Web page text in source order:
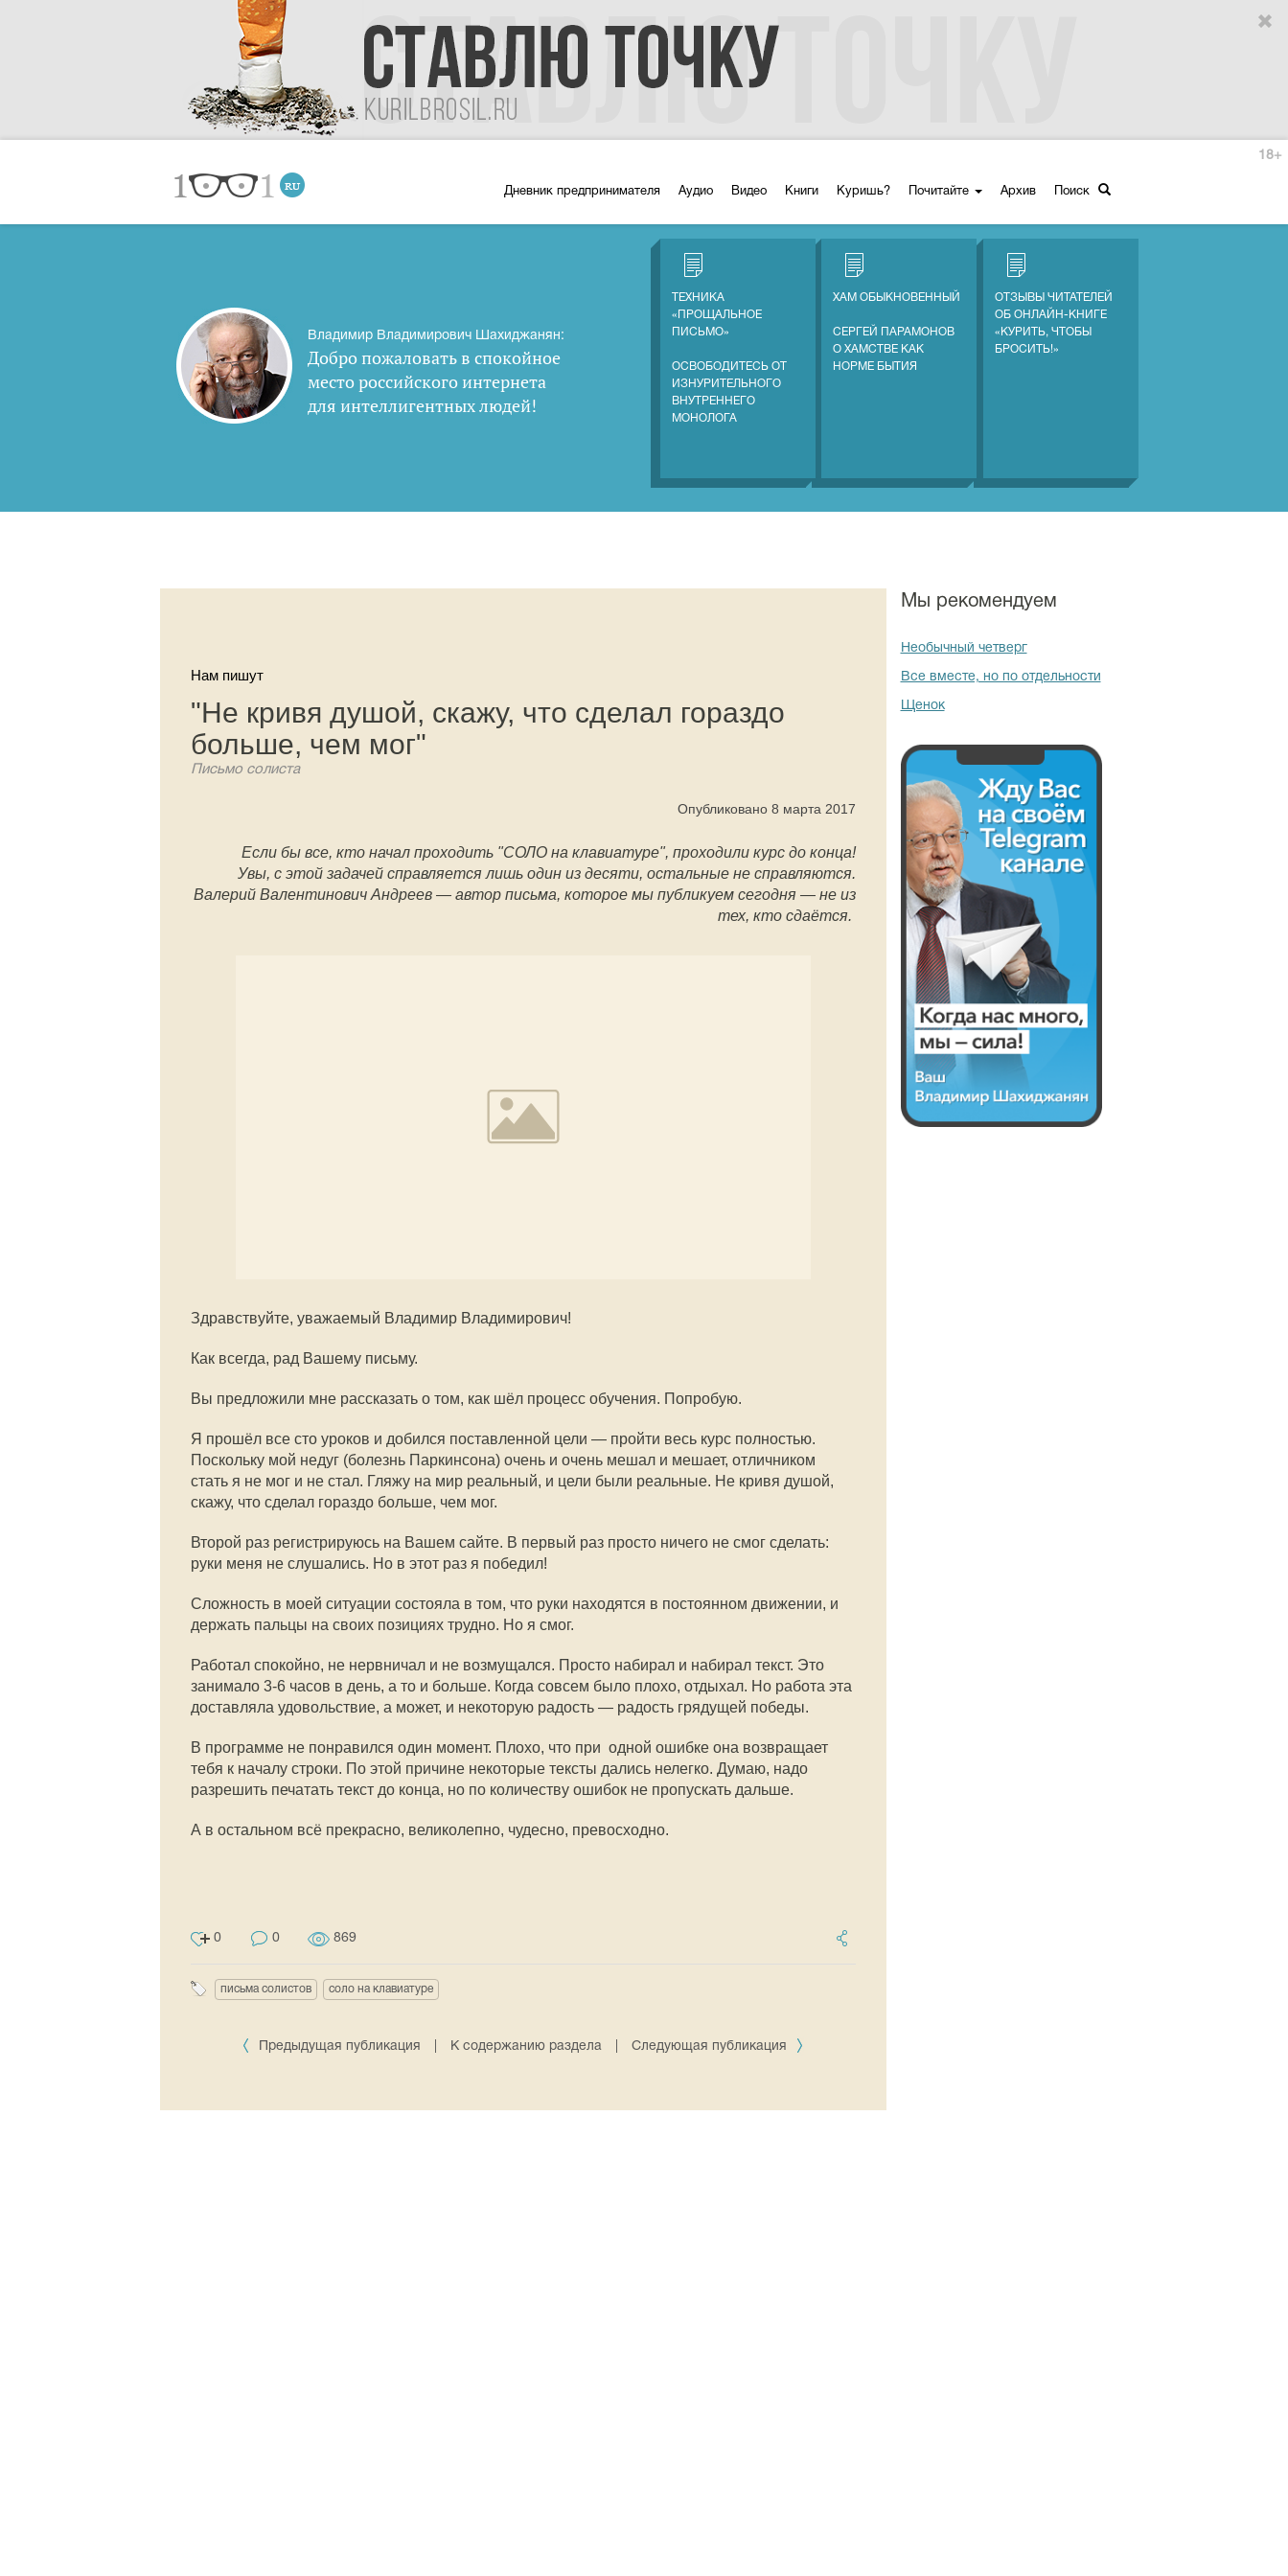
Дневник предпринимателя Аудио Видео Книги Куришь? Почитайте Архив Поиск
18+
Владимир Владимирович Шахиджанян:
Добро пожаловать в спокойное
место российского интернета
для интеллигентных людей!
ТЕХНИКА
«ПРОЩАЛЬНОЕ
ПИСЬМО»
ОСВОБОДИТЕСЬ ОТ
ИЗНУРИТЕЛЬНОГО
ВНУТРЕННЕГО
МОНОЛОГА
ХАМ ОБЫКНОВЕННЫЙ
СЕРГЕЙ ПАРАМОНОВ
О ХАМСТВЕ КАК
НОРМЕ БЫТИЯ
ОТЗЫВЫ ЧИТАТЕЛЕЙ
ОБ ОНЛАЙН-КНИГЕ
«КУРИТЬ, ЧТОБЫ
БРОСИТЬ!»
Нам пишут
"Не кривя душой, скажу, что сделал гораздо
больше, чем мог"
Письмо солиста
Опубликовано 8 марта 2017
Если бы все, кто начал проходить "СОЛО на клавиатуре", проходили курс до конца!
Увы, с этой задачей справляется лишь один из десяти, остальные не справляются.
Валерий Валентинович Андреев — автор письма, которое мы публикуем сегодня — не из
тех, кто сдаётся.
Здравствуйте, уважаемый Владимир Владимирович!
Как всегда, рад Вашему письму.
Вы предложили мне рассказать о том, как шёл процесс обучения. Попробую.
Я прошёл все сто уроков и добился поставленной цели — пройти весь курс полностью.
Поскольку мой недуг (болезнь Паркинсона) очень и очень мешал и мешает, отличником
стать я не мог и не стал. Гляжу на мир реальный, и цели были реальные. Не кривя душой,
скажу, что сделал гораздо больше, чем мог.
Второй раз регистрируюсь на Вашем сайте. В первый раз просто ничего не смог сделать:
руки меня не слушались. Но в этот раз я победил!
Сложность в моей ситуации состояла в том, что руки находятся в постоянном движении, и
держать пальцы на своих позициях трудно. Но я смог.
Работал спокойно, не нервничал и не возмущался. Просто набирал и набирал текст. Это
занимало 3-6 часов в день, а то и больше. Когда совсем было плохо, отдыхал. Но работа эта
доставляла удовольствие, а может, и некоторую радость — радость грядущей победы.
В программе не понравился один момент. Плохо, что при одной ошибке она возвращает
тебя к началу строки. По этой причине некоторые тексты дались нелегко. Думаю, надо
разрешить печатать текст до конца, но по количеству ошибок не пропускать дальше.
А в остальном всё прекрасно, великолепно, чудесно, превосходно.
0 0 869
письма солистов соло на клавиатуре
Предыдущая публикация К содержанию раздела Следующая публикация
Мы рекомендуем
Необычный четверг
Все вместе, но по отдельности
Щенок